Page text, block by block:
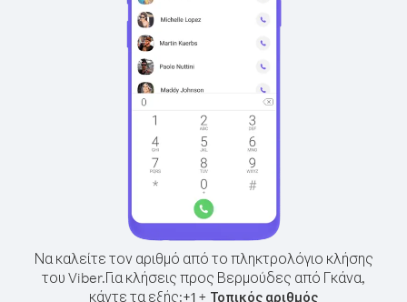
Να καλείτε τον αριθμό από το πληκτρολόγιο κλήσης
του Viber.Για κλήσεις προς Βερμούδες από Γκάνα,
κάντε τα εξής:+1 + Τοπικός αριθμός